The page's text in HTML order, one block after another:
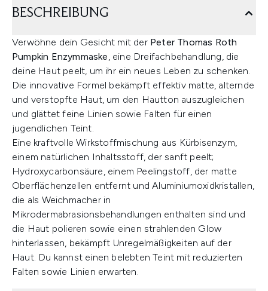
BESCHREIBUNG
Verwöhne dein Gesicht mit der Peter Thomas Roth
Pumpkin Enzymmaske, eine Dreifachbehandlung, die
deine Haut peelt, um ihr ein neues Leben zu schenken.
Die innovative Formel bekämpft effektiv matte, alternde
und verstopfte Haut, um den Hautton auszugleichen
und glättet feine Linien sowie Falten für einen
jugendlichen Teint.
Eine kraftvolle Wirkstoffmischung aus Kürbisenzym,
einem natürlichen Inhaltsstoff, der sanft peelt;
Hydroxycarbonsäure, einem Peelingstoff, der matte
Oberflächenzellen entfernt und Aluminiumoxidkristallen,
die als Weichmacher in
Mikrodermabrasionsbehandlungen enthalten sind und
die Haut polieren sowie einen strahlenden Glow
hinterlassen, bekämpft Unregelmäßigkeiten auf der
Haut. Du kannst einen belebten Teint mit reduzierten
Falten sowie Linien erwarten.